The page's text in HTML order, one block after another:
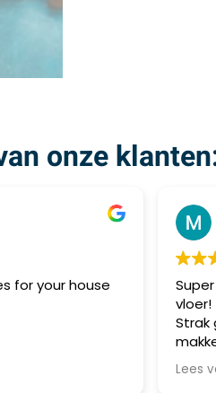
onze
house
M
1
Super
Strak
makkelijk
combinatie
Aanrader!
Lees verder